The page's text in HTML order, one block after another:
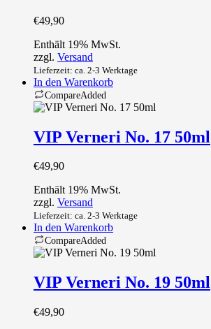
€49,90
Enthält 19% MwSt.
zzgl. Versand
Lieferzeit: ca. 2-3 Werktage
In den Warenkorb
CompareAdded
VIP Verneri No. 17 50ml
€49,90
Enthält 19% MwSt.
zzgl. Versand
Lieferzeit: ca. 2-3 Werktage
In den Warenkorb
CompareAdded
VIP Verneri No. 19 50ml
€49,90